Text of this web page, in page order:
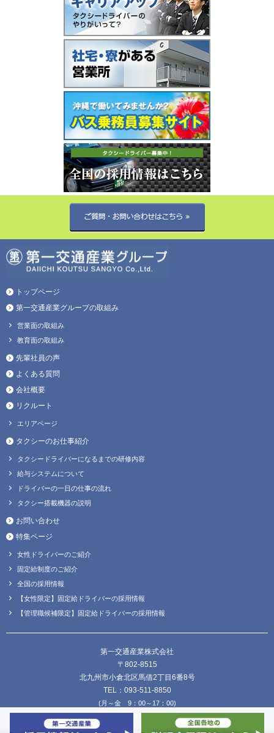
トップページ
第一交通産業グループの取組み
営業面の取組み
教育面の取組み
先輩社員の声
よくある質問
会社概要
リクルート
エリアページ
タクシーのお仕事紹介
タクシードライバーになるまでの研修内容
給与システムについて
ドライバーの一日の仕事の流れ
タクシー搭載機器の説明
お問い合わせ
特集ページ
女性ドライバーのご紹介
固定給制度のご紹介
全国の採用情報
【女性限定】固定給ドライバーの採用情報
【管理職候補限定】固定給ドライバーの採用情報
第一交通産業株式会社
〒802-8515
北九州市小倉北区馬借2丁目6番8号
TEL：093-511-8850
(月～金 9：00～17：00)
FAX：093-511-8838